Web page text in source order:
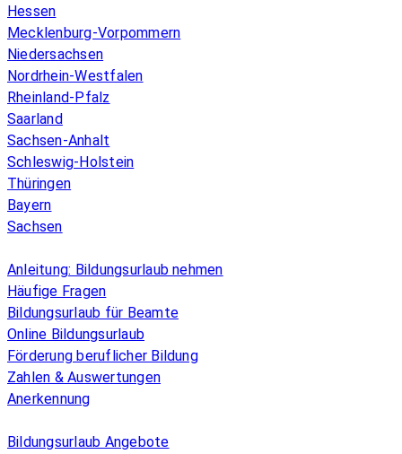
Hessen
Mecklenburg-Vorpommern
Niedersachsen
Nordrhein-Westfalen
Rheinland-Pfalz
Saarland
Sachsen-Anhalt
Schleswig-Holstein
Thüringen
Bayern
Sachsen
Anleitung: Bildungsurlaub nehmen
Häufige Fragen
Bildungsurlaub für Beamte
Online Bildungsurlaub
Förderung beruflicher Bildung
Zahlen & Auswertungen
Anerkennung
Bildungsurlaub Angebote